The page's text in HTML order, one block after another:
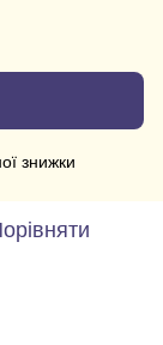
знижки